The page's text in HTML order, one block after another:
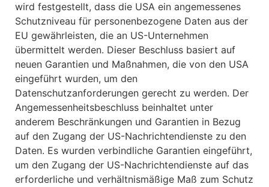
wird festgestellt, dass die USA ein angemessenes
Schutzniveau für personenbezogene Daten aus der
EU gewährleisten, die an US-Unternehmen
übermittelt werden. Dieser Beschluss basiert auf
neuen Garantien und Maßnahmen, die von den USA
eingeführt wurden, um den
Datenschutzanforderungen gerecht zu werden. Der
Angemessenheitsbeschluss beinhaltet unter
anderem Beschränkungen und Garantien in Bezug
auf den Zugang der US-Nachrichtendienste zu den
Daten. Es wurden verbindliche Garantien eingeführt,
um den Zugang der US-Nachrichtendienste auf das
erforderliche und verhältnismäßige Maß zum Schutz